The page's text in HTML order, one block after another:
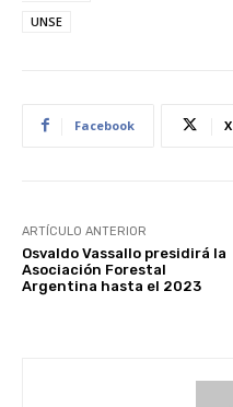
UNSE
Facebook X
ARTÍCULO ANTERIOR
Osvaldo Vassallo presidirá la
Asociación Forestal
Argentina hasta el 2023